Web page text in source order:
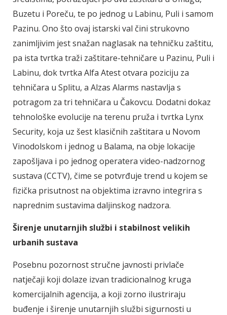
Buzetu i Poreču, te po jednog u Labinu, Puli i samom
Pazinu. Ono što ovaj istarski val čini strukovno
zanimljivim jest snažan naglasak na tehničku zaštitu,
pa ista tvrtka traži zaštitare-tehničare u Pazinu, Puli i
Labinu, dok tvrtka Alfa Atest otvara poziciju za
tehničara u Splitu, a Alzas Alarms nastavlja s
potragom za tri tehničara u Čakovcu. Dodatni dokaz
tehnološke evolucije na terenu pruža i tvrtka Lynx
Security, koja uz šest klasičnih zaštitara u Novom
Vinodolskom i jednog u Balama, na obje lokacije
zapošljava i po jednog operatera video-nadzornog
sustava (CCTV), čime se potvrđuje trend u kojem se
fizička prisutnost na objektima izravno integrira s
naprednim sustavima daljinskog nadzora.
Širenje unutarnjih službi i stabilnost velikih
urbanih sustava
Posebnu pozornost stručne javnosti privlače
natječaji koji dolaze izvan tradicionalnog kruga
komercijalnih agencija, a koji zorno ilustriraju
buđenje i širenje unutarnjih službi sigurnosti u